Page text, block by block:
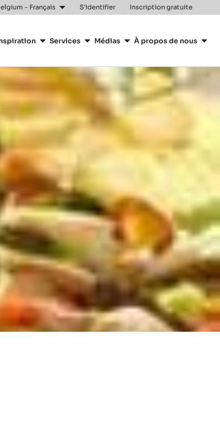
- Français S'identifier Inscription gratuite
Services Médias À propos de nous